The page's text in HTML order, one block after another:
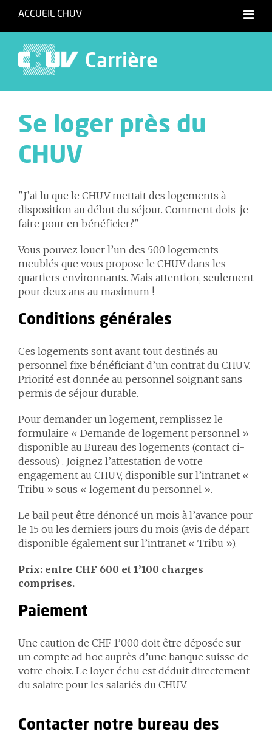
ACCUEIL CHUV
Carrière
Se loger près du
CHUV
"J’ai lu que le CHUV mettait des logements à
disposition au début du séjour. Comment dois-je
faire pour en bénéficier?"
Vous pouvez louer l’un des 500 logements
meublés que vous propose le CHUV dans les
quartiers environnants. Mais attention, seulement
pour deux ans au maximum !
Conditions générales
Ces logements sont avant tout destinés au
personnel fixe bénéficiant d’un contrat du CHUV.
Priorité est donnée au personnel soignant sans
permis de séjour durable.
Pour demander un logement, remplissez le
formulaire « Demande de logement personnel »
disponible au Bureau des logements (contact ci-
dessous) . Joignez l’attestation de votre
engagement au CHUV, disponible sur l’intranet «
Tribu » sous « logement du personnel ».
Le bail peut être dénoncé un mois à l’avance pour
le 15 ou les derniers jours du mois (avis de départ
disponible également sur l’intranet « Tribu »).
Prix: entre CHF 600 et 1’100 charges
comprises.
Paiement
Une caution de CHF 1’000 doit être déposée sur
un compte ad hoc auprès d’une banque suisse de
votre choix. Le loyer échu est déduit directement
du salaire pour les salariés du CHUV.
Contacter notre bureau des